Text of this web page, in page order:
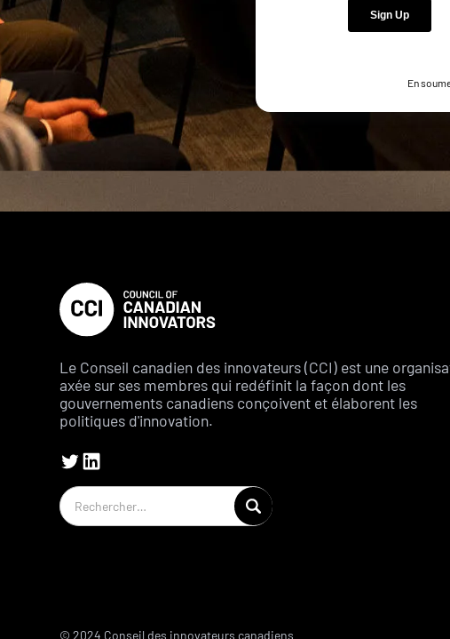
En
Le Conseil canadien des innovateurs (CCI) est une
axée sur ses membres qui redéfinit la façon dont les
gouvernements canadiens conçoivent et élaborent les
politiques d'innovation.
© 2024 Conseil des innovateurs canadiens